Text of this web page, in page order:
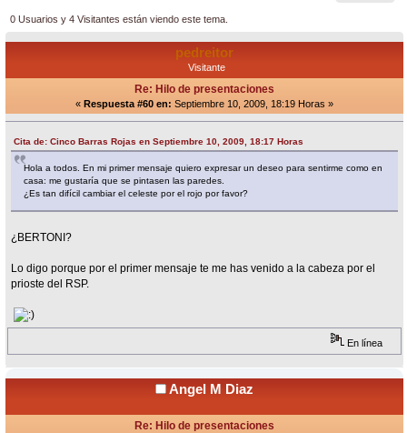
0 Usuarios y 4 Visitantes están viendo este tema.
pedreitor
Visitante
Re: Hilo de presentaciones
« Respuesta #60 en: Septiembre 10, 2009, 18:19 Horas »
Cita de: Cinco Barras Rojas en Septiembre 10, 2009, 18:17 Horas
Hola a todos. En mi primer mensaje quiero expresar un deseo para sentirme como en
casa: me gustaría que se pintasen las paredes.
¿Es tan difícil cambiar el celeste por el rojo por favor?
¿BERTONI?
Lo digo porque por el primer mensaje te me has venido a la cabeza por el
prioste del RSP.
En línea
Angel M Diaz
Re: Hilo de presentaciones